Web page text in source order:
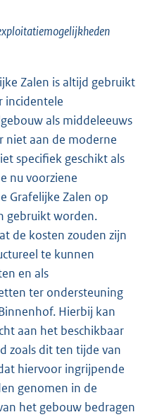
Zalen is altijd gebruikt
incidentele
als middeleeuws
niet aan de moderne
specifiek geschikt als
nu voorziene
Grafelijke Zalen op
gebruikt worden.
de kosten zouden zijn
te kunnen
en als
ter ondersteuning
Hierbij kan
aan het beschikbaar
zoals dit ten tijde van
hiervoor ingrijpende
genomen in de
het gebouw bedragen